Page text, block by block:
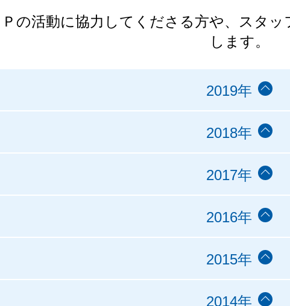
Ｐの活動に協力してくださる方や、スタ
します。
2019年
2018年
2017年
2016年
2015年
2014年